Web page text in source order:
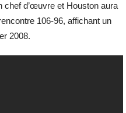
chef d’œuvre et Houston aura
106-96, affichant un
2008.